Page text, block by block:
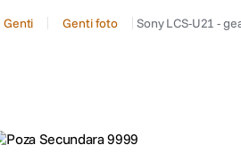
Genti Genti foto Sony LCS-U21 -